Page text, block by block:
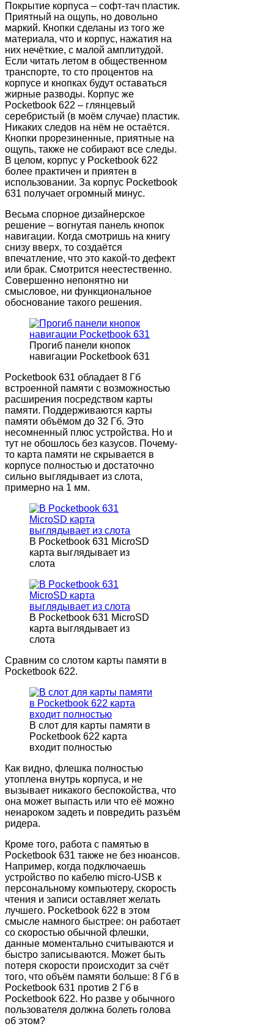
Покрытие корпуса – софт-тач пластик.
Приятный на ощупь, но довольно
маркий. Кнопки сделаны из того же
материала, что и корпус, нажатия на
них нечёткие, с малой амплитудой.
Если читать летом в общественном
транспорте, то сто процентов на
корпусе и кнопках будут оставаться
жирные разводы. Корпус же
Pocketbook 622 – глянцевый
серебристый (в моём случае) пластик.
Никаких следов на нём не остаётся.
Кнопки прорезиненные, приятные на
ощупь, также не собирают все следы.
В целом, корпус у Pocketbook 622
более практичен и приятен в
использовании. За корпус Pocketbook
631 получает огромный минус.
Весьма спорное дизайнерское
решение – вогнутая панель кнопок
навигации. Когда смотришь на книгу
снизу вверх, то создаётся
впечатление, что это какой-то дефект
или брак. Смотрится неестественно.
Совершенно непонятно ни
смысловое, ни функциональное
обоснование такого решения.
Прогиб панели кнопок
навигации Pocketbook 631
Pocketbook 631 обладает 8 Гб
встроенной памяти с возможностью
расширения посредством карты
памяти. Поддерживаются карты
памяти объёмом до 32 Гб. Это
несомненный плюс устройства. Но и
тут не обошлось без казусов. Почему-
то карта памяти не скрывается в
корпусе полностью и достаточно
сильно выглядывает из слота,
примерно на 1 мм.
В Pocketbook 631 MicroSD
карта выглядывает из
слота
В Pocketbook 631 MicroSD
карта выглядывает из
слота
Сравним со слотом карты памяти в
Pocketbook 622.
В слот для карты памяти в
Pocketbook 622 карта
входит полностью
Как видно, флешка полностью
утоплена внутрь корпуса, и не
вызывает никакого беспокойства, что
она может выпасть или что её можно
ненароком задеть и повредить разъём
ридера.
Кроме того, работа с памятью в
Pocketbook 631 также не без нюансов.
Например, когда подключаешь
устройство по кабелю micro-USB к
персональному компьютеру, скорость
чтения и записи оставляет желать
лучшего. Pocketbook 622 в этом
смысле намного быстрее: он работает
со скоростью обычной флешки,
данные моментально считываются и
быстро записываются. Может быть
потеря скорости происходит за счёт
того, что объём памяти больше: 8 Гб в
Pocketbook 631 против 2 Гб в
Pocketbook 622. Но разве у обычного
пользователя должна болеть голова
об этом?